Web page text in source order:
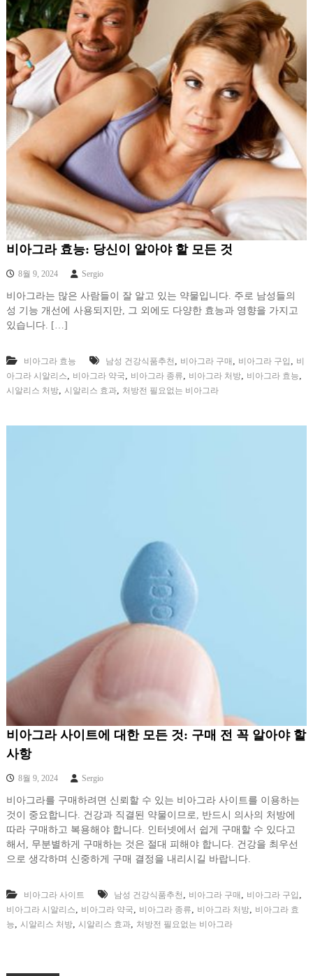
비아그라 효능: 당신이 알아야 할 모든 것
8월 9, 2024 Sergio
비아그라는 많은 사람들이 잘 알고 있는 약물입니다. 주로 남성들의
성 기능 개선에 사용되지만, 그 외에도 다양한 효능과 영향을 가지고
있습니다. […]
비아그라 효능 남성 건강식품추천 비아그라 구매 비아그라 구입
비
아그라 시알리스
비아그라 약국 비아그라 종류 비아그라 처방, 비아그라 효능
시알리스 처방, 시알리스 효과, 처방전 필요없는 비아그라
비아그라 사이트에 대한 모든 것: 구매 전 꼭 알아야 할
사항
8월 9, 2024 Sergio
비아그라를 구매하려면 신뢰할 수 있는 비아그라 사이트를 이용하는
것이 중요합니다. 건강과 직결된 약물이므로, 반드시 의사의 처방에
따라 구매하고 복용해야 합니다. 인터넷에서 쉽게 구매할 수 있다고
해서, 무분별하게 구매하는 것은 절대 피해야 합니다. 건강을 최우선
으로 생각하며 신중하게 구매 결정을 내리시길 바랍니다.
비아그라 사이트 남성 건강식품추천 , 비아그라 구매 , 비아그라 구입 ,
비아그라 시알리스, 비아그라 약국, 비아그라 종류, 비아그라 처방, 비아그라 효
능, 시알리스 처방, 시알리스 효과, 처방전 필요없는 비아그라